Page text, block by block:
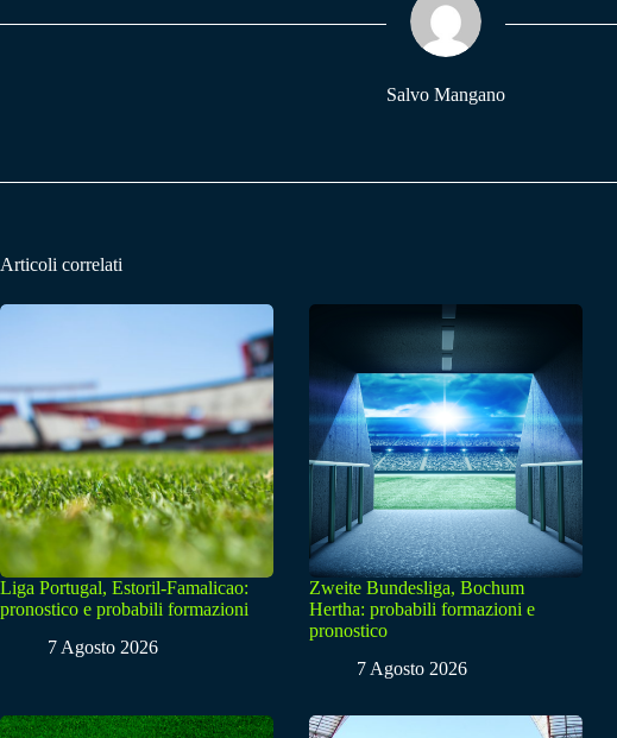
pp m
Salvo Mangano
Articoli correlati
Liga Portugal, Estoril-Famalicao:
pronostico e probabili formazioni
7 Agosto 2026
Zweite Bundesliga, Bochum
Hertha: probabili formazioni e
pronostico
7 Agosto 2026